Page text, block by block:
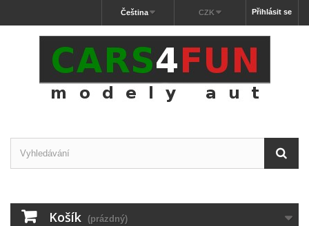
Přihlásit se
CZK
Čeština
Košík (prázdný)